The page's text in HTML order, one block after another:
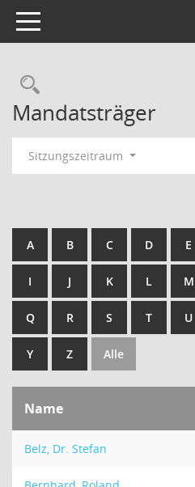
Toggle navigation
Rechercheauswahl
Mandatsträger
Sitzungszeitraum
A B C D E
I J K L M
Q R S T U
Y Z Alle
Name
Belz, Dr. Stefan